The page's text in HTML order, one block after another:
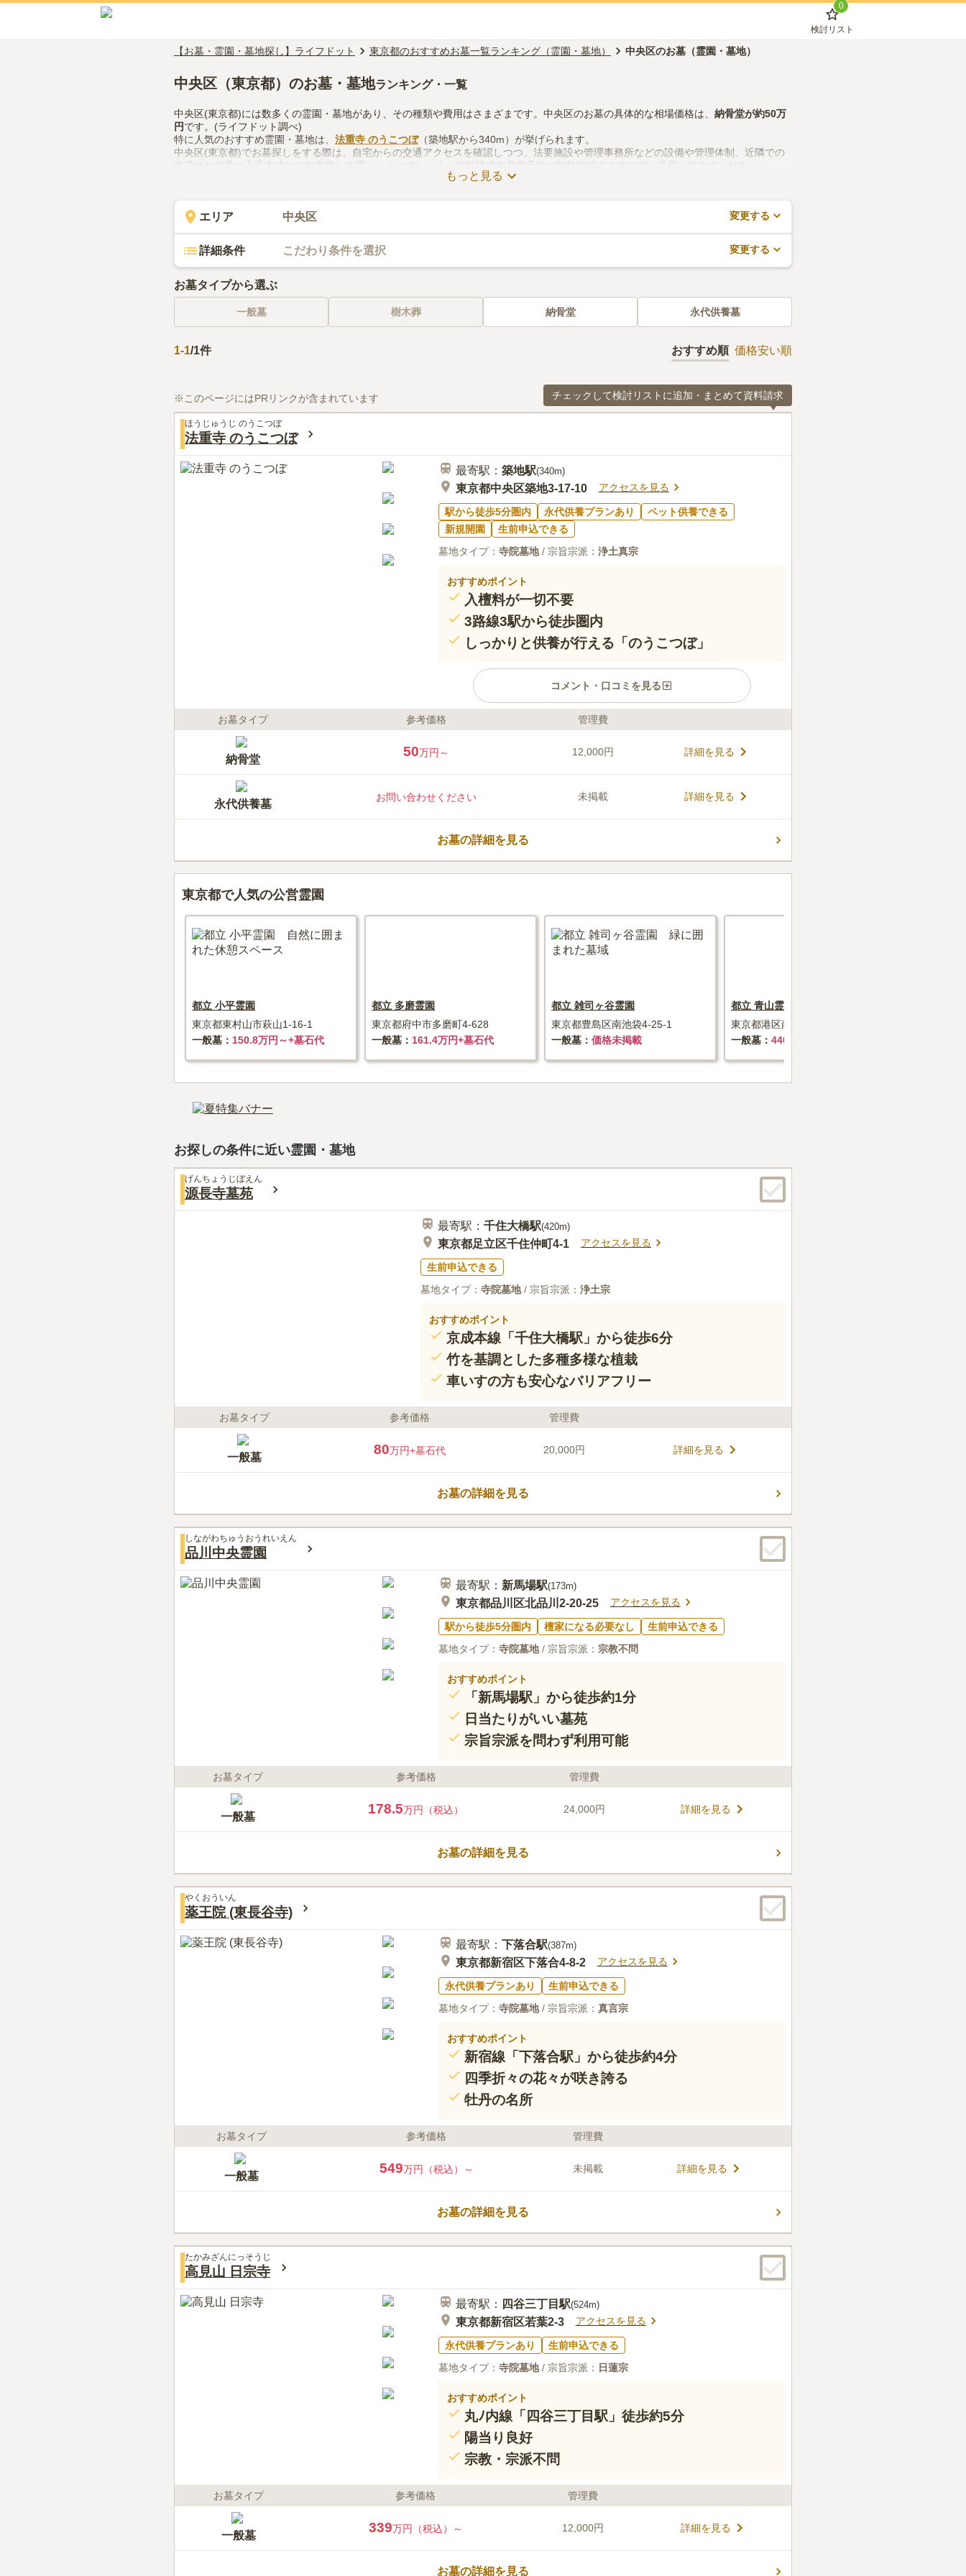
0
検討リスト
【お墓・霊園・墓地探し】ライフドット 東京都のおすすめお墓一覧ランキング（霊園・墓地） 中央区のお墓（霊園・墓地）
中央区（東京都）のお墓・墓地ランキング・一覧
中央区(東京都)には数多くの霊園・墓地があり、その種類や費用はさまざまです。中央区のお墓の具体的な相場価格は、 納骨堂が約50万
円です。(ライフドット調べ)
特に人気のおすすめ霊園・墓地は、 法重寺 のうこつぼ（築地駅から340m）が挙げられます。
中央区(東京都)でお墓探しをする際は、自宅からの交通アクセスを確認しつつ、法要施設や管理事務所などの設備や管理体制、近隣での
供花やお線香の入手方法などを考慮して選ぶとよいでしょう。資料請求や見学予約が無料でできますので、活用してみてください。
もっと見る
エリア 中央区 変更する
詳細条件 こだわり条件を選択 変更する
お墓タイプから選ぶ
一般墓 樹木葬 納骨堂 永代供養墓
1-1/1件 おすすめ順 価格安い順
※このページにはPRリンクが含まれています チェックして検討リストに追加・まとめて資料請求
ほうじゅうじ のうこつぼ
法重寺 のうこつぼ
最寄駅： 築地駅(340m)
東京都中央区築地3-17-10 アクセスを見る
駅から徒歩5分圏内 永代供養プランあり
ペット供養できる
新規開園
生前申込できる
墓地タイプ： 寺院墓地/ 宗旨宗派： 浄土真宗
おすすめポイント
入檀料が一切不要
3路線3駅から徒歩圏内
しっかりと供養が行える「のうこつぼ」
コメント・口コミを見る
ライフドット編集部のコメント
です。中央区という都心にマッチしたビル型のお寺で、墓地は
裏手にあります。のうこつぼは一般墓の中にあり、各区画に花
できるため、愛するペットと離れたくない方におすすめです。
また、永代供養が付いているため、後継者で悩んでいる方も安
心して利用できます。
口コミ評価
この霊園はまだ誰からも評価されていません。
お墓タイプ 参考価格 管理費
納骨堂
50万円～ 12,000円 詳細を見る
永代供養墓
お問い合わせください 未掲載 詳細を見る
お墓の詳細を見る
東京都で人気の公営霊園
都立 小平霊園
東京都東村山市萩山1-16-1
一般墓
150.8万円～+墓石代
都立 多磨霊園
東京都府中市多磨町4-628
一般墓
161.4万円+墓石代
都立 雑司ヶ谷霊園
東京都豊島区南池袋4-25-1
一般墓
価格未掲載
都立 青山霊園
東京都港区南青山2-32-2
一般墓
440万円～+墓石代
お探しの条件に近い霊園・墓地
げんちょうじぼえん
源長寺墓苑
最寄駅： 千住大橋駅(420m)
東京都足立区千住仲町4-1 アクセスを見る
生前申込できる
墓地タイプ： 寺院墓地/ 宗旨宗派： 浄土宗
おすすめポイント
京成本線「千住大橋駅」から徒歩6分
竹を基調とした多種多様な植栽
車いすの方も安心なバリアフリー
お墓タイプ 参考価格 管理費
一般墓
80万円+墓石代 20,000円 詳細を見る
お墓の詳細を見る
しながわちゅうおうれいえん
品川中央霊園
最寄駅： 新馬場駅(173m)
東京都品川区北品川2-20-25 アクセスを見る
駅から徒歩5分圏内 檀家になる必要なし
生前申込できる
墓地タイプ： 寺院墓地/ 宗旨宗派： 宗教不問
おすすめポイント
「新馬場駅」から徒歩約1分
日当たりがいい墓苑
宗旨宗派を問わず利用可能
お墓タイプ 参考価格 管理費
一般墓
178.5万円（税込） 24,000円 詳細を見る
お墓の詳細を見る
やくおういん
薬王院 (東長谷寺)
最寄駅： 下落合駅(387m)
東京都新宿区下落合4-8-2 アクセスを見る
永代供養プランあり
生前申込できる
墓地タイプ： 寺院墓地/ 宗旨宗派： 真言宗
おすすめポイント
新宿線「下落合駅」から徒歩約4分
四季折々の花々が咲き誇る
牡丹の名所
お墓タイプ 参考価格 管理費
一般墓
549万円（税込）～ 未掲載 詳細を見る
お墓の詳細を見る
たかみざんにっそうじ
高見山 日宗寺
最寄駅： 四谷三丁目 駅(524m)
東京都新宿区若葉2-3 アクセスを見る
永代供養プランあり
生前申込できる
墓地タイプ： 寺院墓地/ 宗旨宗派： 日蓮宗
おすすめポイント
丸ﾉ内線「四谷三丁目駅」徒歩約5分
陽当り良好
宗教・宗派不問
お墓タイプ 参考価格 管理費
一般墓
339万円（税込）～ 12,000円 詳細を見る
お墓の詳細を見る